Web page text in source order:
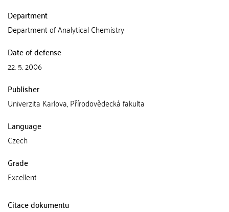
Department
Department of Analytical Chemistry
Date of defense
22. 5. 2006
Publisher
Univerzita Karlova, Přírodovědecká fakulta
Language
Czech
Grade
Excellent
Citace dokumentu